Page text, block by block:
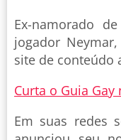
Ex-namorado
jogador
site de conteúdo
Curta o Guia
Em suas redes